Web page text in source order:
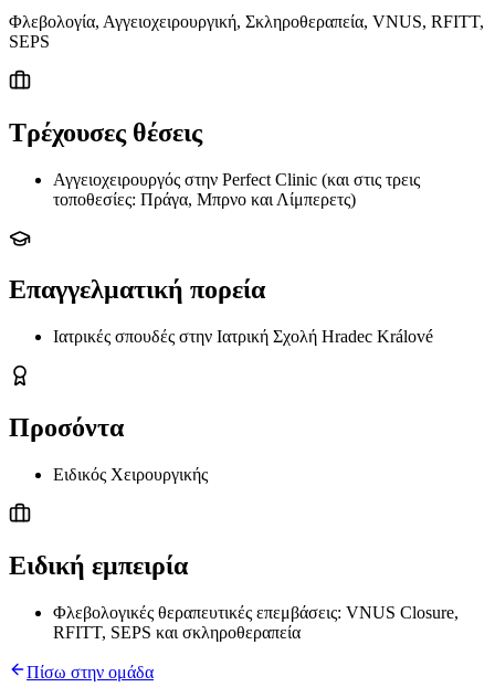
Φλεβολογία, Αγγειοχειρουργική, Σκληροθεραπεία, VNUS, RFITT,
SEPS
Τρέχουσες θέσεις
Αγγειοχειρουργός στην Perfect Clinic (και στις τρεις
τοποθεσίες: Πράγα, Μπρνο και Λίμπερετς)
Επαγγελματική πορεία
Ιατρικές σπουδές στην Ιατρική Σχολή Hradec Králové
Προσόντα
Ειδικός Χειρουργικής
Ειδική εμπειρία
Φλεβολογικές θεραπευτικές επεμβάσεις: VNUS Closure,
RFITT, SEPS και σκληροθεραπεία
Πίσω στην ομάδα